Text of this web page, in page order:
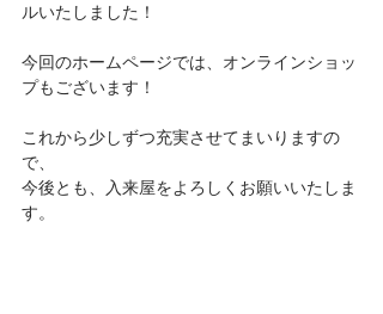
ルいたしました！
今回のホームページでは、オンラインショッ
プもございます！
これから少しずつ充実させてまいりますの
で、
今後とも、入来屋をよろしくお願いいたしま
す。